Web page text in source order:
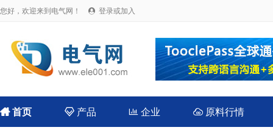
您好，欢迎来到电气网！  登录或加入
首页 产品  企业 原料行情